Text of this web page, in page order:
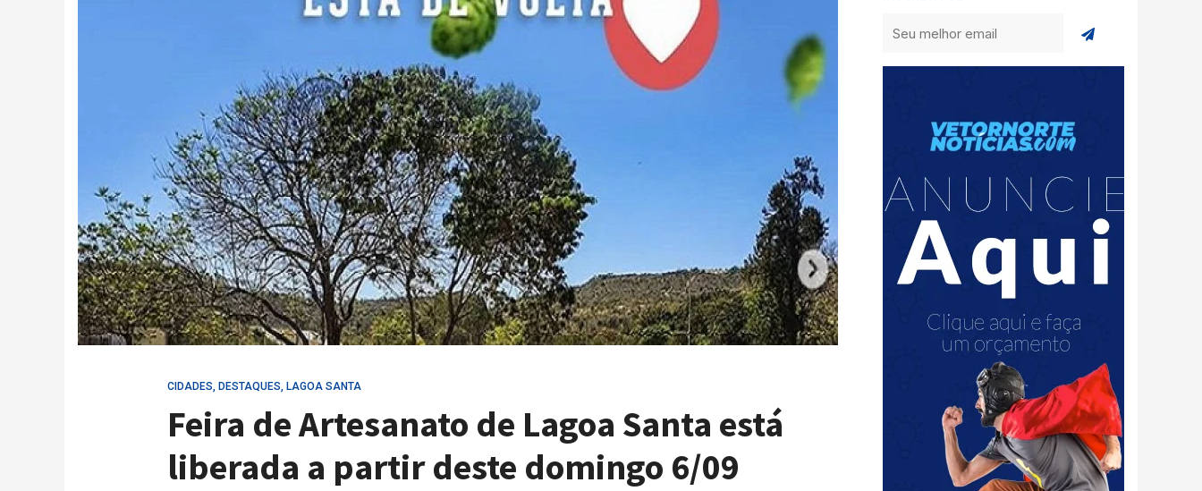
CIDADES, DESTAQUES, LAGOA SANTA
Feira de Artesanato de Lagoa Santa está
liberada a partir deste domingo 6/09